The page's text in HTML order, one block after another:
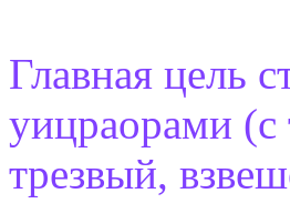
Главная цель
уицраорами (с
трезвый,